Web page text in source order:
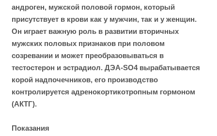
андроген, мужской половой гормон, который
присутствует в крови как у мужчин, так и у женщин.
Он играет важную роль в развитии вторичных
мужских половых признаков при половом
созревании и может преобразовываться в
тестостерон и эстрадиол. ДЭА-SO4 вырабатывается
корой надпочечников, его производство
контролируется адренокортикотропным гормоном
(АКТГ).
Показания